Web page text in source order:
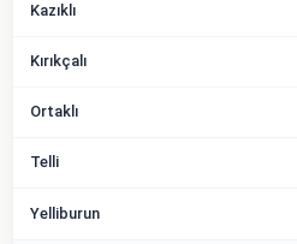
Kazıklı
Kırıkçalı
Ortaklı
Telli
Yelliburun